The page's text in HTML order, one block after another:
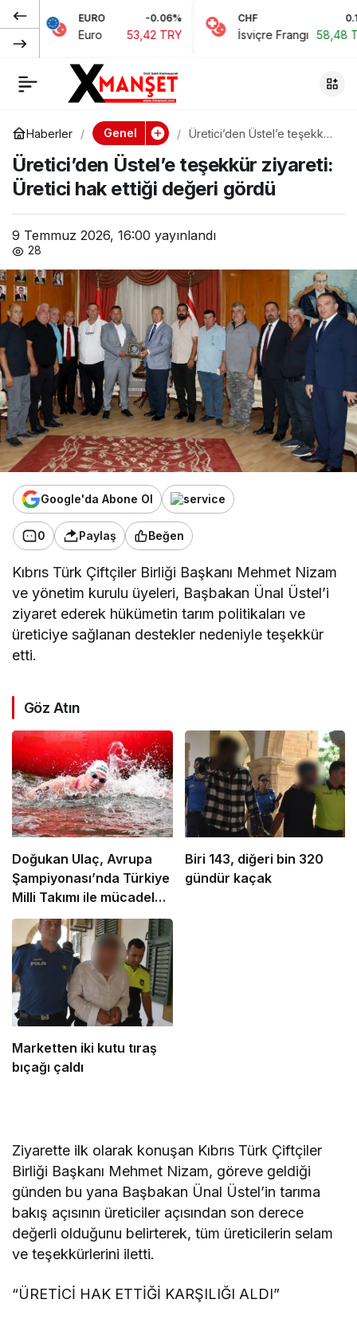
EURO -0.06%
53,42 TRY İsviçre Frangı 58,48 TRY
Haberler Genel
Üretici’den Üstel’e teşekkür
değeri gördü
Üretici’den Üstel’e teşekkür ziyareti:
Üretici hak ettiği değeri gördü
9 Temmuz 2026, 16:00 yayınlandı
28
Google'da Abone Ol
0 Paylaş Beğen
Kıbrıs Türk Çiftçiler Birliği Başkanı Mehmet Nizam
ve yönetim kurulu üyeleri, Başbakan Ünal Üstel’i
ziyaret ederek hükümetin tarım politikaları ve
üreticiye sağlanan destekler nedeniyle teşekkür
etti.
Göz Atın
Doğukan Ulaç, Avrupa
Şampiyonası’nda Türkiye
Milli Takımı ile mücadele
etti
Biri 143, diğeri bin 320
gündür kaçak
Marketten iki kutu tıraş
bıçağı çaldı
Ziyarette ilk olarak konuşan Kıbrıs Türk Çiftçiler
Birliği Başkanı Mehmet Nizam, göreve geldiği
günden bu yana Başbakan Ünal Üstel’in tarıma
bakış açısının üreticiler açısından son derece
değerli olduğunu belirterek, tüm üreticilerin selam
ve teşekkürlerini iletti.
“ÜRETİCİ HAK ETTİĞİ KARŞILIĞI ALDI”
Öztürkler,:
Türkiye’nin yükselişi
yükselişimizdir